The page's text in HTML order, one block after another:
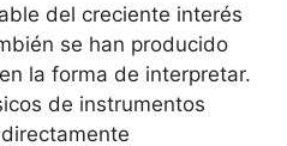
del creciente interés
se han producido
la forma de interpretar.
de instrumentos